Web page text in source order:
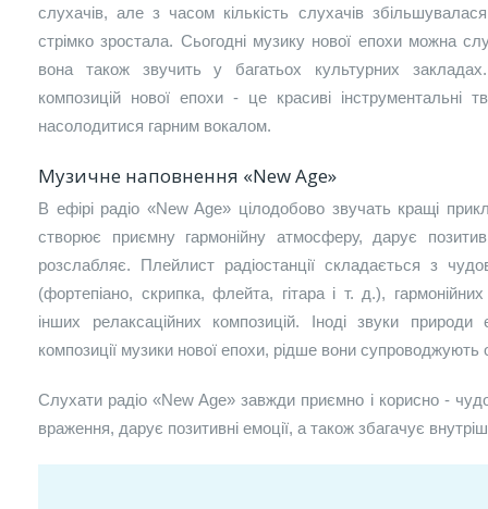
слухачів, але з часом кількість слухачів
стрімко зростала. Сьогодні музику нової епохи можна
вона також звучить у багатьох культурних
композицій нової епохи - це красиві інструментальні
насолодитися гарним вокалом.
Музичне наповнення «New Age»
В ефірі радіо «New Age» цілодобово звучать кращі
створює приємну гармонійну атмосферу, дарує
розслабляє. Плейлист радіостанції складається з
(фортепіано, скрипка, флейта, гітара і т. д.),
інших релаксаційних композицій. Іноді звуки
композиції музики нової епохи, рідше вони
Слухати радіо «New Age» завжди приємно і корисно -
враження, дарує позитивні емоції, а також збагачує